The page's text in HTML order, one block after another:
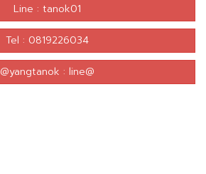
Line : tanok01
Tel : 0819226034
@yangtanok : line@